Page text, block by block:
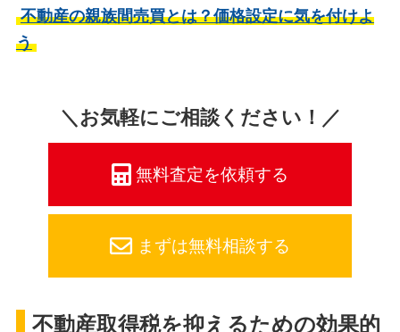
不動産の親族間売買とは？価格設定に気を付けよ
う
＼お気軽にご相談ください！／
無料査定を依頼する
まずは無料相談する
不動産取得税を抑えるための効果的